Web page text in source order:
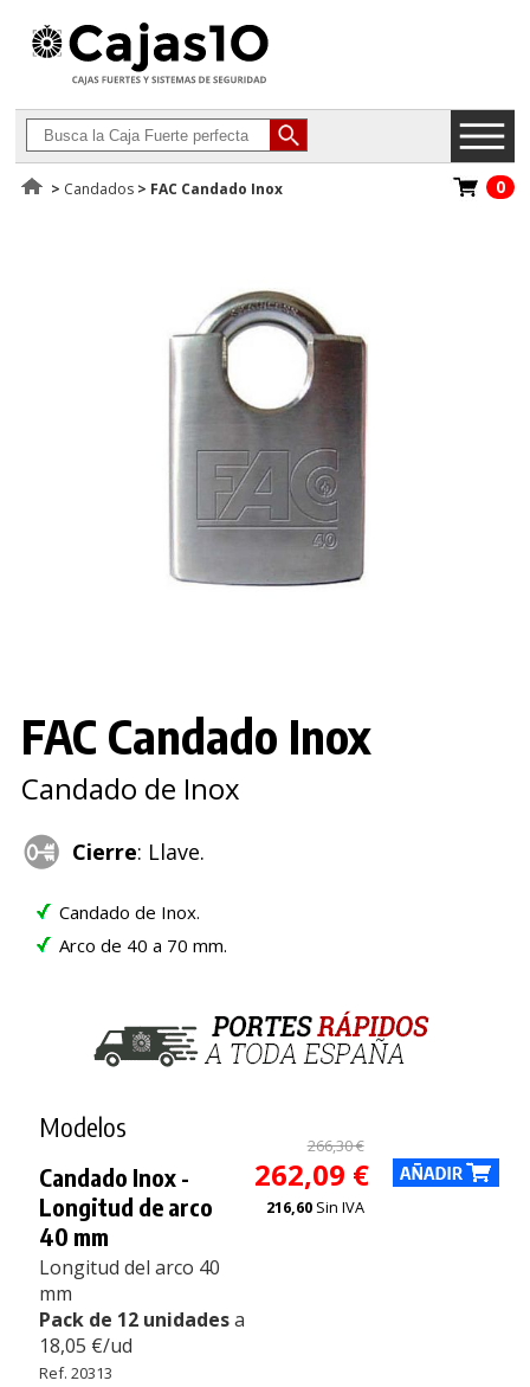
> Candados > FAC Candado Inox 0
FAC Candado Inox
Candado de Inox
Cierre: Llave.
Candado de Inox.
Arco de 40 a 70 mm.
Modelos
Candado Inox -
Longitud de arco
40 mm
Longitud del arco 40
mm
Pack de 12 unidadesa
18,05 €/ud
Ref. 20313
266,30 €
262,09 €
216,60 Sin IVA